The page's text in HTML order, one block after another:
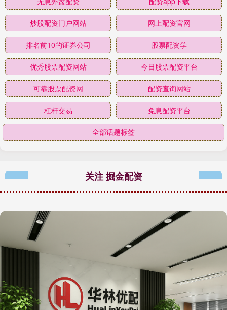
炒股配资门户网站 网上配资官网
排名前10的证券公司 股票配资学
优秀股票配资网站 今日股票配资平台
可靠股票配资网 配资查询网站
杠杆交易 免息配资平台
全部话题标签
关注 掘金配资